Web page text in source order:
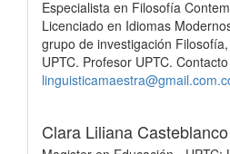
Especialista en Filosofía
Licenciado en Idiomas
grupo de investigación
UPTC. Profesor UPTC. Contacto
Clara Liliana